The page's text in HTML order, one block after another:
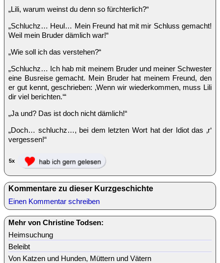
„Lili, warum weinst du denn so fürchterlich?“
„Schluchz… Heul… Mein Freund hat mit mir Schluss gemacht!
Weil mein Bruder dämlich war!“
„Wie soll ich das verstehen?“
„Schluchz… Ich hab mit meinem Bruder und meiner Schwester
eine Busreise gemacht. Mein Bruder hat meinem Freund, den
er gut kennt, geschrieben: ‚Wenn wir wiederkommen, muss Lili
dir viel berichten.‘“
„Ja und? Das ist doch nicht dämlich!“
„Doch… schluchz…, bei dem letzten Wort hat der Idiot das ‚r‘
vergessen!“
5x
Kommentare zu dieser Kurzgeschichte
Einen Kommentar schreiben
Mehr von Christine Todsen:
Heimsuchung
Beleibt
Von Katzen und Hunden, Müttern und Vätern